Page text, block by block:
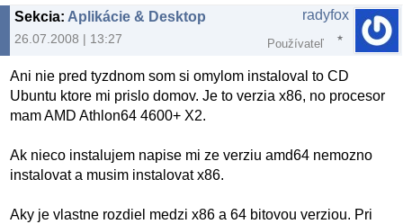
Sekcia: Aplikácie & Desktop
26.07.2008 | 13:27
radyfox
Používateľ
Ani nie pred tyzdnom som si omylom instaloval to CD
Ubuntu ktore mi prislo domov. Je to verzia x86, no procesor
mam AMD Athlon64 4600+ X2.
Ak nieco instalujem napise mi ze verziu amd64 nemozno
instalovat a musim instalovat x86.
Aky je vlastne rozdiel medzi x86 a 64 bitovou verziou. Pri